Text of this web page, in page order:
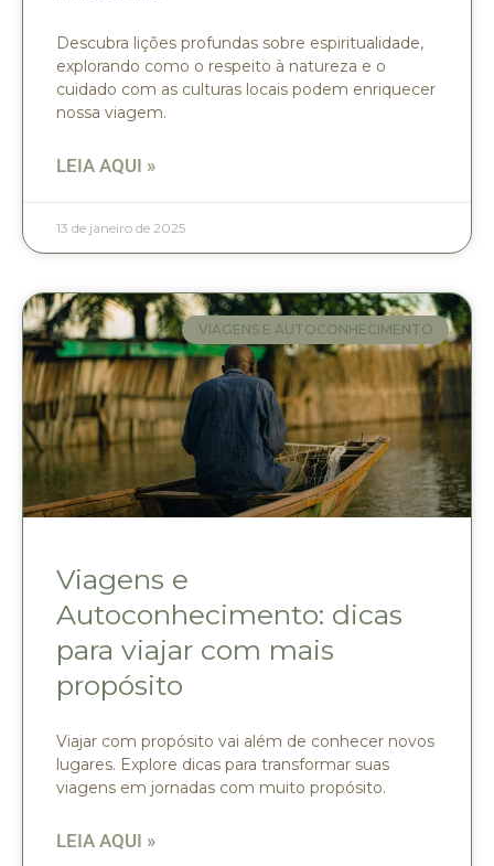
Descubra lições profundas sobre espiritualidade,
explorando como o respeito à natureza e o
cuidado com as culturas locais podem enriquecer
nossa viagem.
LEIA AQUI »
13 de janeiro de 2025
VIAGENS E AUTOCONHECIMENTO
Viagens e
Autoconhecimento: dicas
para viajar com mais
propósito
Viajar com propósito vai além de conhecer novos
lugares. Explore dicas para transformar suas
viagens em jornadas com muito propósito.
LEIA AQUI »